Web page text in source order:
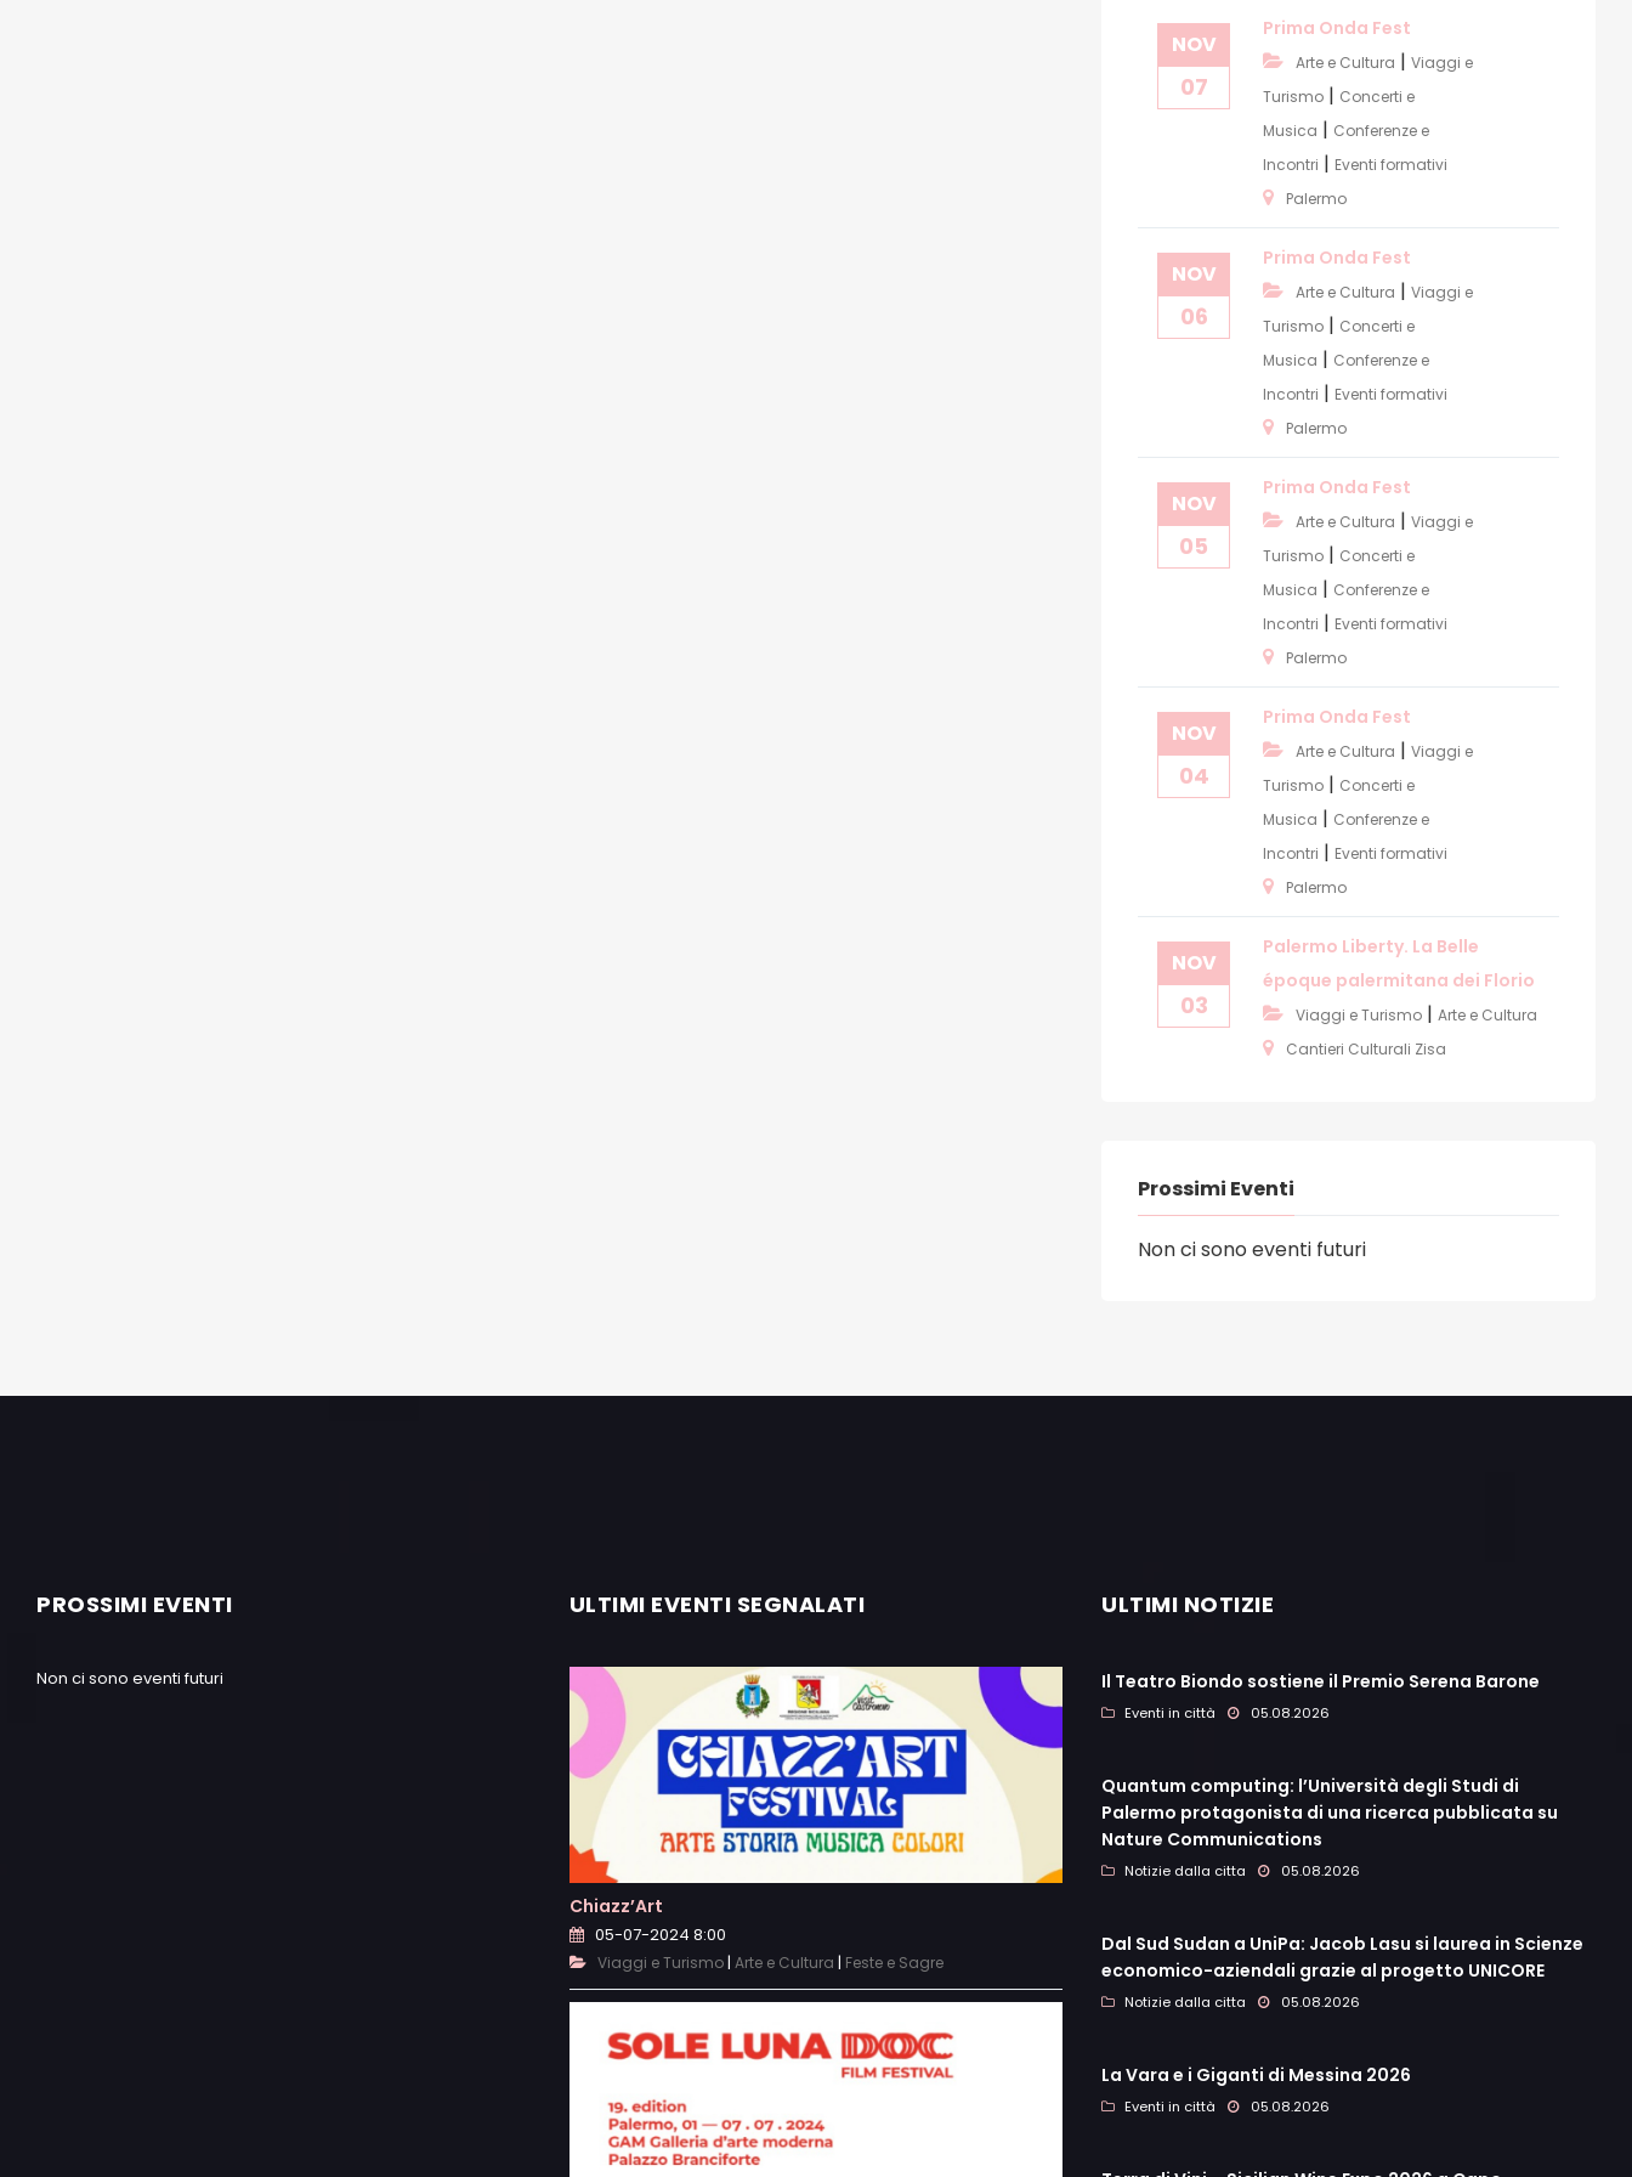
NOV
07
Prima Onda Fest
Arte e Cultura | Viaggi e
Turismo | Concerti e
Musica | Conferenze e
Incontri | Eventi formativi
Palermo
NOV
06
Prima Onda Fest
Arte e Cultura | Viaggi e
Turismo | Concerti e
Musica | Conferenze e
Incontri | Eventi formativi
Palermo
NOV
05
Prima Onda Fest
Arte e Cultura | Viaggi e
Turismo | Concerti e
Musica | Conferenze e
Incontri | Eventi formativi
Palermo
NOV
04
Prima Onda Fest
Arte e Cultura | Viaggi e
Turismo | Concerti e
Musica | Conferenze e
Incontri | Eventi formativi
Palermo
NOV
03
Palermo Liberty. La Belle
époque palermitana dei Florio
Viaggi e Turismo | Arte e Cultura
Cantieri Culturali Zisa
Prossimi Eventi
Non ci sono eventi futuri
PROSSIMI EVENTI
Non ci sono eventi futuri
ULTIMI EVENTI SEGNALATI
Chiazz’Art
05-07-2024 8:00
Viaggi e Turismo| Arte e Cultura | Feste e Sagre
ULTIMI NOTIZIE
Il Teatro Biondo sostiene il Premio Serena Barone
Eventi in città 05.08.2026
Quantum computing: l’Università degli Studi di
Palermo protagonista di una ricerca pubblicata su
Nature Communications
Notizie dalla citta 05.08.2026
Dal Sud Sudan a UniPa: Jacob Lasu si laurea in Scienze
economico-aziendali grazie al progetto UNICORE
Notizie dalla citta 05.08.2026
La Vara e i Giganti di Messina 2026
Eventi in città 05.08.2026